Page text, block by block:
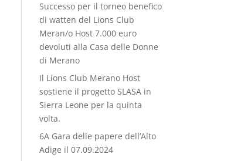
Successo per il torneo benefico
di watten del Lions Club
Meran/o Host 7.000 euro
devoluti alla Casa delle Donne
di Merano
Il Lions Club Merano Host
sostiene il progetto SLASA in
Sierra Leone per la quinta
volta.
6A Gara delle papere dell’Alto
Adige il 07.09.2024